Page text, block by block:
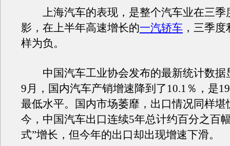
上海汽车的表现，是整个汽车业在三季
影，在上半年高速增长的一汽轿车 ，三季
样为负。
中国汽车工业协会发布的最新统计数据
9月，国内汽车产销增速降到了10.1％，是
最低水平。国内市场萎靡，出口情况同样堪
今，中国汽车出口连续5年总计约百分之百
式”增长，但今年的出口却出现增速下滑。